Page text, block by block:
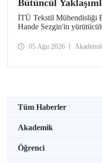
Bütüncül
Azaltım
TÜBİTAK Desteği
İTÜ Tekstil Mühendisliği
Hande Sezgin'in
Koşullarına Bağlı Mikrolif
05 Ağu 2026
Tüm Haberler
Akademik
Öğrenci